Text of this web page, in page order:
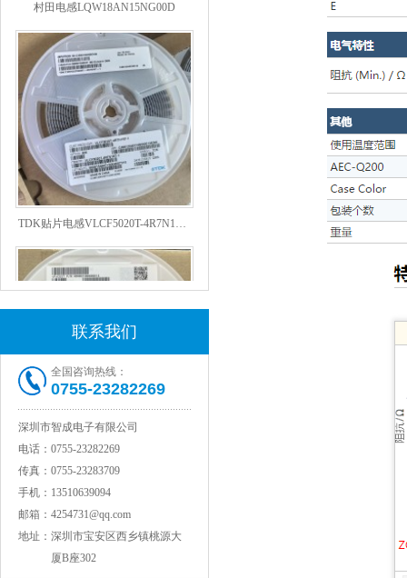
村田电感LQW15AN47NG80D
联系我们
全国咨询热线：
0755-23282269
深圳市智成电子有限公司
电话： 0755-23282269
传真： 0755-23283709
手机： 13510639094
邮箱： 4254731@qq.com
地址： 深圳市宝安区西乡镇桃源大
厦B座302